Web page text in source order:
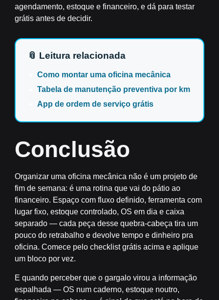
agendamento, estoque e financeiro, e dá para testar
grátis antes de decidir.
📎 Leitura relacionada
Como montar uma oficina mecânica
Tabela de manutenção preventiva por km
App de ordem de serviço grátis
Conclusão
Organizar uma oficina mecânica não é um projeto de
fim de semana: é uma rotina que vai do pátio ao
financeiro. Espaço com fluxo definido, ferramenta com
lugar fixo, estoque controlado, OS em dia e caixa
separado — cada peça desse quebra-cabeça tira um
pouco do retrabalho e devolve tempo e dinheiro pra
oficina. Comece pelo checklist grátis acima e aplique
um bloco por vez.
E quando perceber que o gargalo virou a informação
espalhada — OS num caderno, estoque noutro,